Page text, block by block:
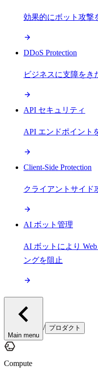
効果的にボット攻撃
DDoS Protection
ビジネスに支障をき
API セキュリティ
API エンドポイント
Client-Side Protection
クライアントサイド
AI ボット管理
AI ボットにより
ングを阻止
Main menu
/ プロダクト
Compute